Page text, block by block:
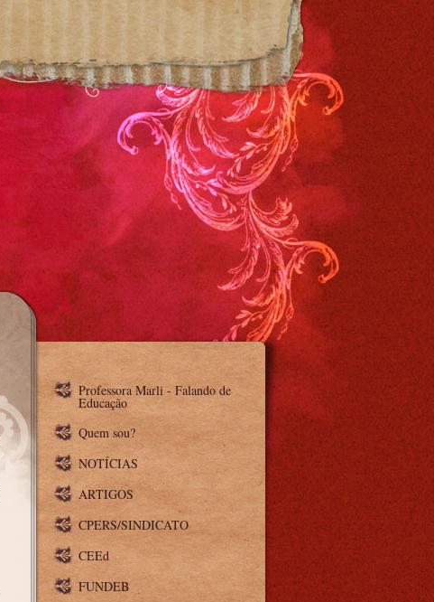
Professora Marli - Falando de
Educação
Quem sou?
NOTÍCIAS
ARTIGOS
CPERS/SINDICATO
CEEd
FUNDEB